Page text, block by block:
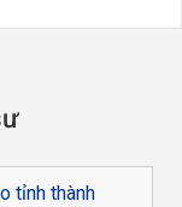
tỉnh thành